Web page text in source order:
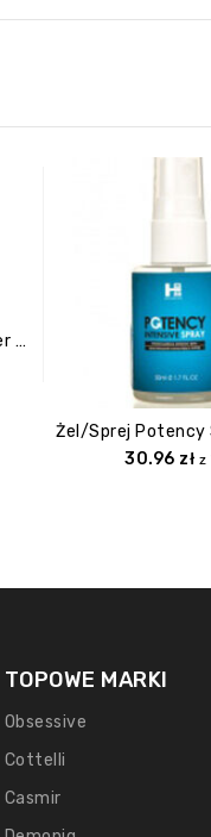
Supl.diety EXXtreme Power Caps 1x5stk.
Żel/sprej Potency
30.96 zł z
TOPOWE MARKI
Obsessive
Cottelli
Casmir